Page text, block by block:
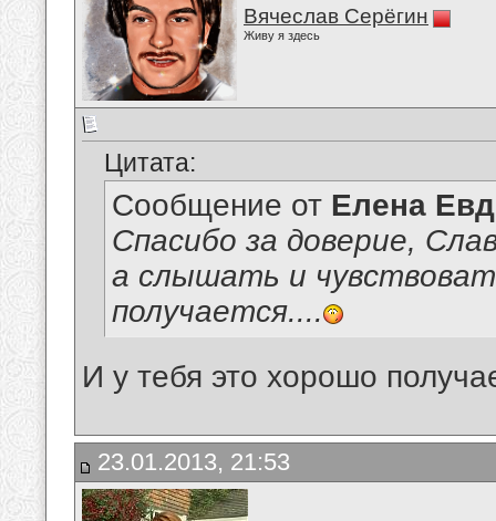
Вячеслав Серёгин
Живу я здесь
Цитата:
Сообщение от Елена
Спасибо за доверие,
а слышать и
получается....
И у тебя это хорошо
23.01.2013, 21:53